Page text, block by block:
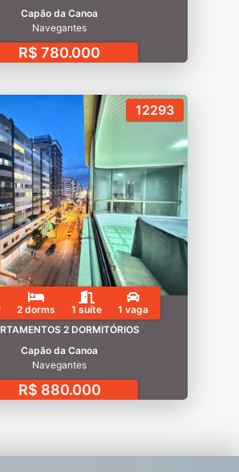
Capão da Canoa
Navegantes
R$ 780.000
12293
2 dorms 1 suíte
1 vaga
2 DORMITÓRIOS
Capão da Canoa
Navegantes
R$ 880.000